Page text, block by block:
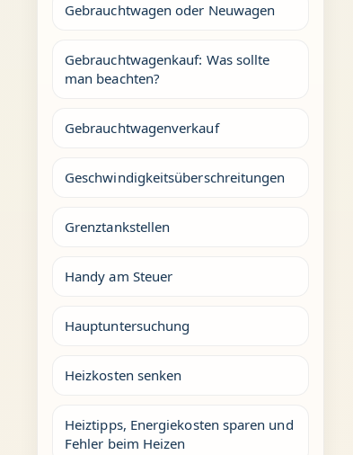
Gebrauchtwagen oder Neuwagen
Gebrauchtwagenkauf: Was sollte
man beachten?
Gebrauchtwagenverkauf
Geschwindigkeitsüberschreitungen
Grenztankstellen
Handy am Steuer
Hauptuntersuchung
Heizkosten senken
Heiztipps, Energiekosten sparen und
Fehler beim Heizen